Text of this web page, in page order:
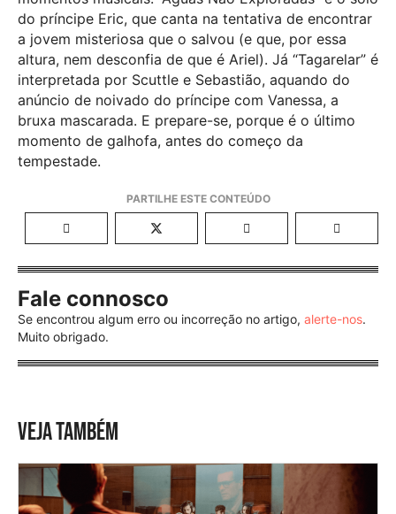
do príncipe Eric, que canta na tentativa de encontrar
a jovem misteriosa que o salvou (e que, por essa
altura, nem desconfia de que é Ariel). Já “Tagarelar” é
interpretada por Scuttle e Sebastião, aquando do
anúncio de noivado do príncipe com Vanessa, a
bruxa mascarada. E prepare-se, porque é o último
momento de galhofa, antes do começo da
tempestade.
Fale connosco
Se encontrou algum erro ou incorreção no artigo, alerte-nos.
Muito obrigado.
VEJA TAMBÉM